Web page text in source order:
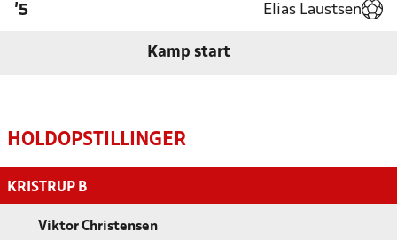
'5 Elias Laustsen
Kamp start
HOLDOPSTILLINGER
KRISTRUP B
Viktor Christensen